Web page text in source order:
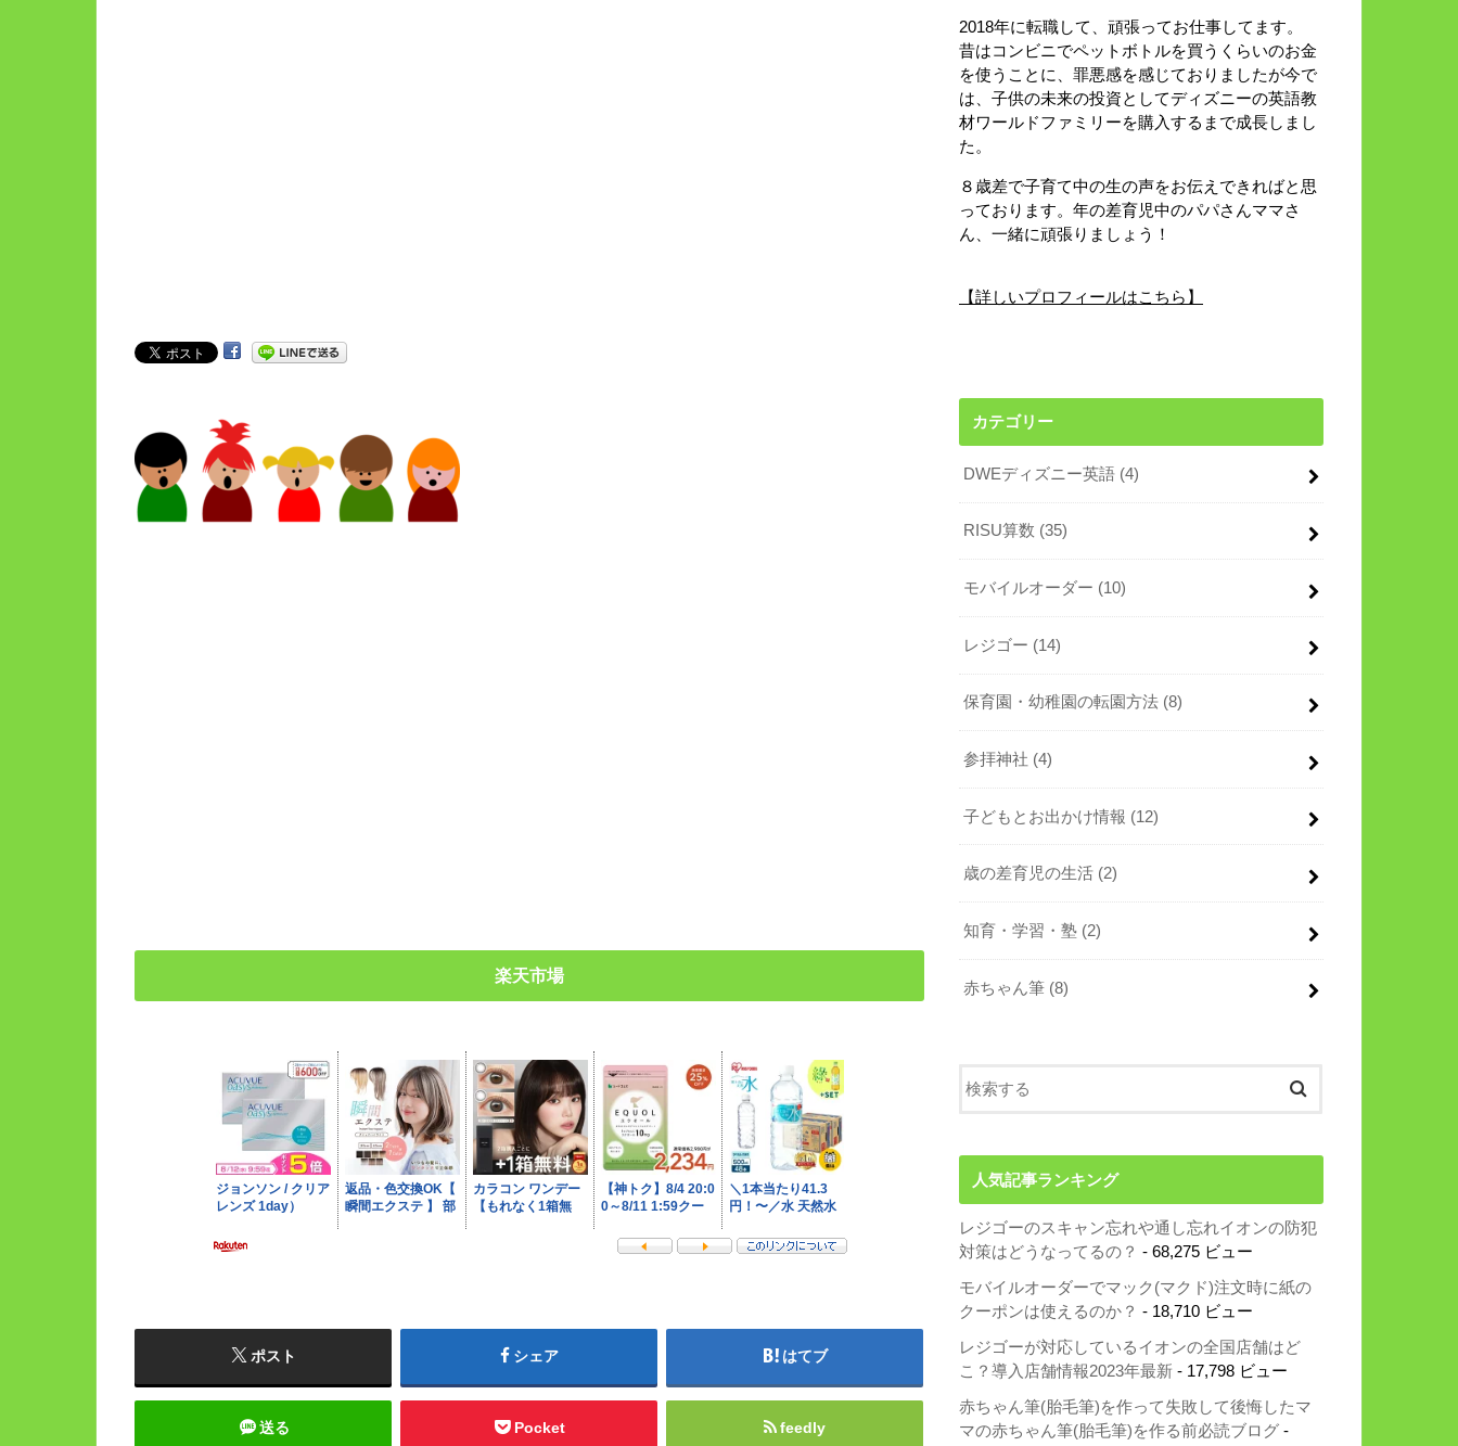
楽天市場
ポスト シェア はてブ
送る Pocket feedly
2018年に転職して、頑張ってお仕事してます。
昔はコンビニでペットボトルを買うくらいのお金
を使うことに、罪悪感を感じておりましたが今で
は、子供の未来の投資としてディズニーの英語教
材ワールドファミリーを購入するまで成長しまし
た。
８歳差で子育て中の生の声をお伝えできればと思
っております。年の差育児中のパパさんママさ
ん、一緒に頑張りましょう！
【詳しいプロフィールはこちら】
カテゴリー
DWEディズニー英語 (4)
RISU算数 (35)
モバイルオーダー (10)
レジゴー (14)
保育園・幼稚園の転園方法 (8)
参拝神社 (4)
子どもとお出かけ情報 (12)
歳の差育児の生活 (2)
知育・学習・塾 (2)
赤ちゃん筆 (8)
人気記事ランキング
レジゴーのスキャン忘れや通し忘れイオンの防犯
対策はどうなってるの？ - 68,275 ビュー
モバイルオーダーでマック(マクド)注文時に紙の
クーポンは使えるのか？ - 18,710 ビュー
レジゴーが対応しているイオンの全国店舗はど
こ？導入店舗情報2023年最新 - 17,798 ビュー
赤ちゃん筆(胎毛筆)を作って失敗して後悔したマ
マの赤ちゃん筆(胎毛筆)を作る前必読ブログ -